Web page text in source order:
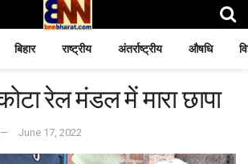
बिहार राष्ट्रीय अंतर्राष्ट्रीय औषधि
रेल मंडल में मारा छापा
June 17, 2022